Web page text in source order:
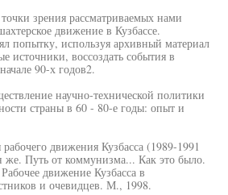
зрения рассматриваемых нами
движение в Кузбассе.
попытку, используя архивный материал
источники, воссоздать события в
90-х годов2.
научно-технической политики
страны в 60 - 80-е годы: опыт и
движения Кузбасса (1989-1991
же. Путь от коммунизма... Как это было.
движение Кузбасса в
и очевидцев. М., 1998.